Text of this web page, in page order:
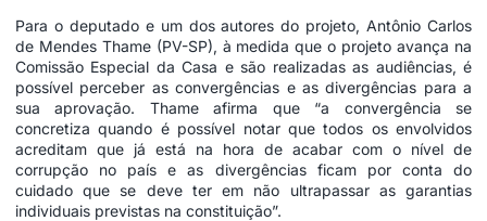
Para o deputado e um dos autores do projeto, Antônio Carlos
de Mendes Thame (PV-SP), à medida que o projeto avança na
Comissão Especial da Casa e são realizadas as audiências, é
possível perceber as convergências e as divergências para a
sua aprovação. Thame afirma que “a convergência se
concretiza quando é possível notar que todos os envolvidos
acreditam que já está na hora de acabar com o nível de
corrupção no país e as divergências ficam por conta do
cuidado que se deve ter em não ultrapassar as garantias
individuais previstas na constituição”.